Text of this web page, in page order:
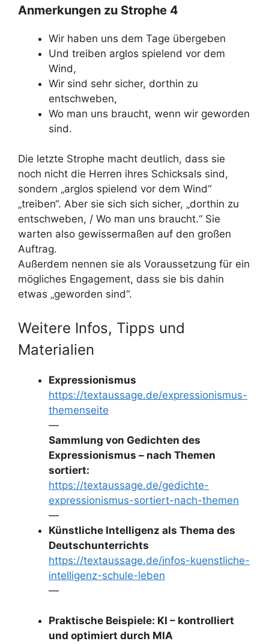
Anmerkungen zu Strophe 4
Wir haben uns dem Tage übergeben
Und treiben arglos spielend vor dem
Wind,
Wir sind sehr sicher, dorthin zu
entschweben,
Wo man uns braucht, wenn wir geworden
sind.
Die letzte Strophe macht deutlich, dass sie
noch nicht die Herren ihres Schicksals sind,
sondern „arglos spielend vor dem Wind“
„treiben“. Aber sie sich sich sicher, „dorthin zu
entschweben, / Wo man uns braucht.“ Sie
warten also gewissermaßen auf den großen
Auftrag.
Außerdem nennen sie als Voraussetzung für ein
mögliches Engagement, dass sie bis dahin
etwas „geworden sind“.
Weitere Infos, Tipps und
Materialien
Expressionismus
https://textaussage.de/expressionismus-
themenseite
—
Sammlung von Gedichten des
Expressionismus – nach Themen
sortiert:
https://textaussage.de/gedichte-
expressionismus-sortiert-nach-themen
—
Künstliche Intelligenz als Thema des
Deutschunterrichts
https://textaussage.de/infos-kuenstliche-
intelligenz-schule-leben
—
Praktische Beispiele: KI – kontrolliert
und optimiert durch MIA